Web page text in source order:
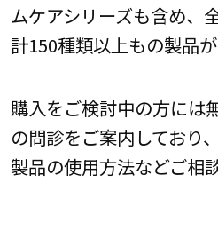
ムケアシリーズも含め、
計150種類以上もの製品が
購入をご検討中の方には
の問診をご案内しており
製品の使用方法などご相